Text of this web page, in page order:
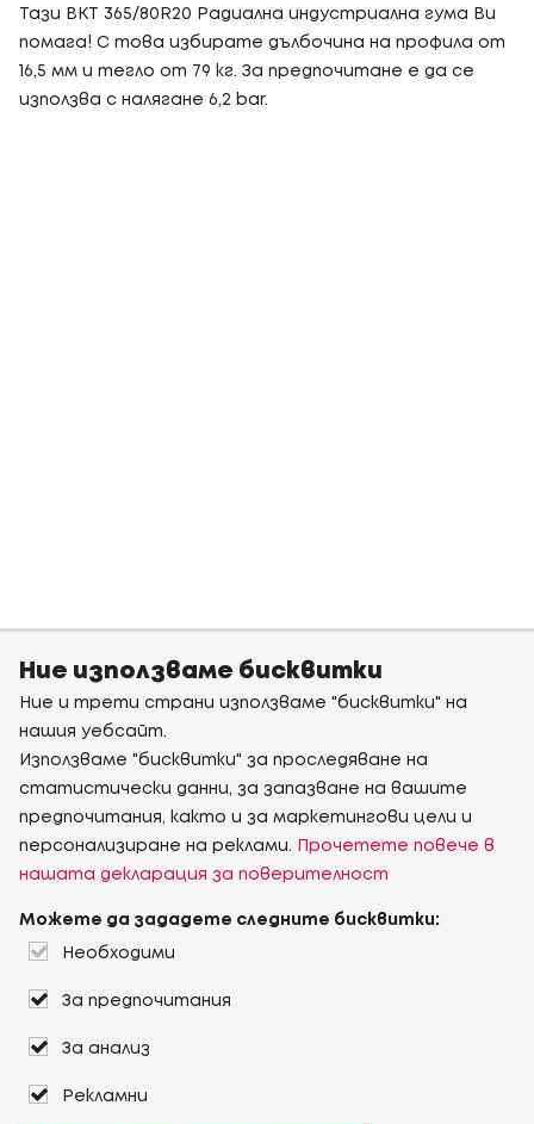
Тази BKT 365/80R20 Радиална индустриална гума Ви
помага! С това избирате дълбочина на профила от
16,5 мм и тегло от 79 кг. За предпочитане е да се
използва с налягане 6,2 bar.
Ние използваме бисквитки
Ние и трети страни използваме "бисквитки" на
нашия уебсайт.
Използваме "бисквитки" за проследяване на
статистически данни, за запазване на вашите
предпочитания, както и за маркетингови цели и
персонализиране на реклами.
Прочетете повече в
нашата декларация за поверителност
Можете да зададете следните бисквитки:
Необходими
За предпочитания
За анализ
Рекламни